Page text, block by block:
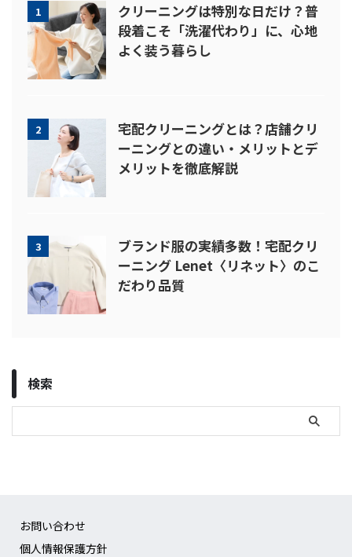
1
クリーニングは特別な日だけ？普
段着こそ「洗濯代わり」に、心地
よく装う暮らし
2
宅配クリーニングとは？店舗クリ
ーニングとの違い・メリットとデ
メリットを徹底解説
3
ブランド服の実績多数！宅配クリ
ーニング Lenet〈リネット〉のこ
だわり品質
検索
お問い合わせ
個人情報保護方針